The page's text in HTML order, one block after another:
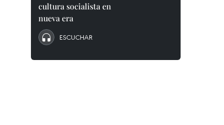
cultura socialista en
nueva era
ESCUCHAR